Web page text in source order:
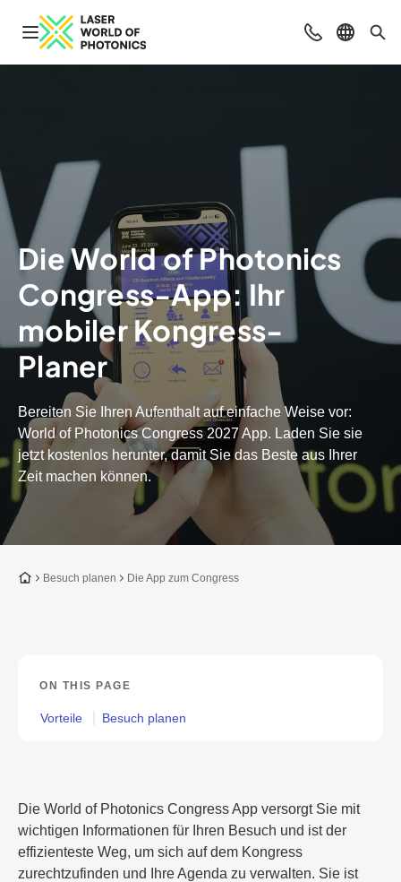
Navigation öffnen Beratung &
Sprache
Die World of Photonics
Congress-App: Ihr
mobiler Kongress-
Planer
Bereiten Sie Ihren Aufenthalt auf einfache Weise vor:
World of Photonics Congress 2027 App. Laden Sie sie
jetzt kostenlos herunter, damit Sie das Beste aus Ihrer
Zeit machen können.
Zur Startseite
Besuch planen Die App zum Congress
ON THIS PAGE
Vorteile Besuch planen
Die World of Photonics Congress App versorgt Sie mit
wichtigen Informationen für Ihren Besuch und ist der
effizienteste Weg, um sich auf dem Kongress
zurechtzufinden und Ihre Agenda zu verwalten. Sie ist